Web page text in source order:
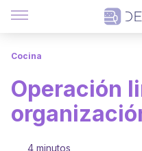
Cocina
Operación
4 minutos